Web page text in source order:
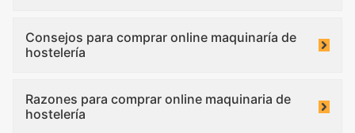
Consejos para comprar online maquinaría de
hostelería
Razones para comprar online maquinaria de
hostelería